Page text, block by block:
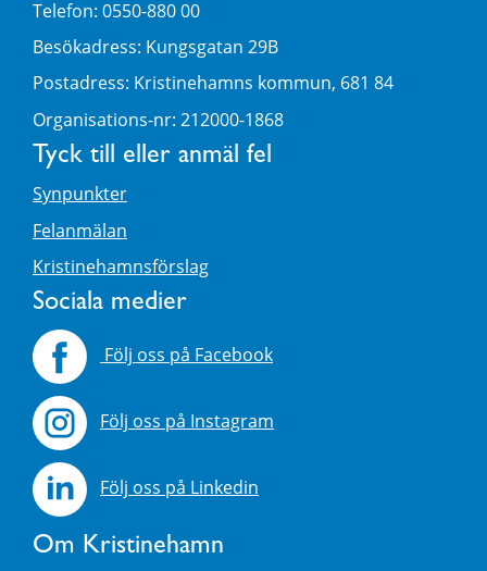
Telefon: 0550-880 00
Besökadress: Kungsgatan 29B
Postadress: Kristinehamns kommun, 681 84
Organisations-nr: 212000-1868
Tyck till eller anmäl fel
Synpunkter
Felanmälan
Kristinehamnsförslag
Sociala medier
Följ oss på Facebook
Följ oss på Instagram
Följ oss på Linkedin
Om Kristinehamn